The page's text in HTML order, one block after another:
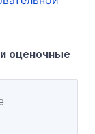
оценочные